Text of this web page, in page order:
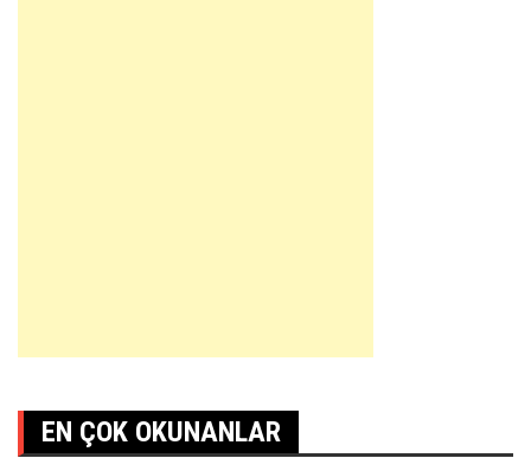
EN ÇOK OKUNANLAR